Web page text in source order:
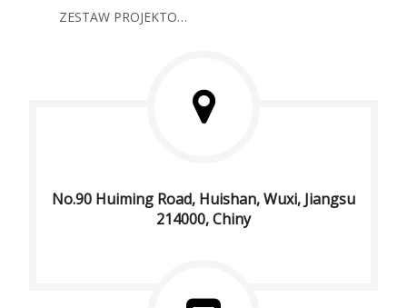
ZESTAW PROJEKTOWANIA PR2026-ST02 SEKTURACJI PROJEKTUJĄCEJ SEKTURACJI (STI) (metoda fluorescencyjna PCR)
No.90 Huiming Road, Huishan, Wuxi, Jiangsu
214000, Chiny